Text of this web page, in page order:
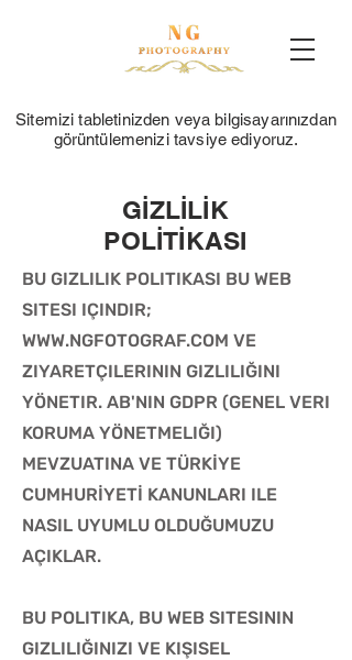
Sitemizi tabletinizden veya bilgisayarınızdan
görüntülemenizi tavsiye ediyoruz.
GİZLİLİK
POLİTİKASI
BU GIZLILIK POLITIKASI BU WEB
SITESI IÇINDIR;
WWW.NGFOTOGRAF.COM VE
ZIYARETÇILERININ GIZLILIĞINI
YÖNETIR. AB'NIN GDPR (GENEL VERI
KORUMA YÖNETMELIĞI)
MEVZUATINA VE TÜRKİYE
CUMHURİYETİ KANUNLARI ILE
NASIL UYUMLU OLDUĞUMUZU
AÇIKLAR.
BU POLITIKA, BU WEB SITESININ
GIZLILIĞINIZI VE KIŞISEL